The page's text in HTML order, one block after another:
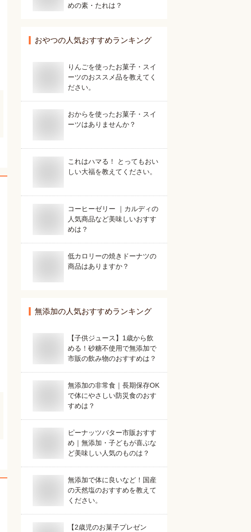
めの素・たれは？
おやつの人気おすすめランキング
りんごを使ったお菓子・スイ
ーツのおススメ品を教えてく
ださい。
おからを使ったお菓子・スイ
ーツはありませんか？
これはハマる！ とってもおい
しい大福を教えてください。
コーヒーゼリー ｜カルディの
人気商品など美味しいおすす
めは？
低カロリーの焼きドーナツの
商品はありますか？
無添加の人気おすすめランキング
【子供ジュース】1歳から飲
める！砂糖不使用で無添加で
市販の飲み物のおすすめは？
無添加の非常食｜長期保存OK
で体にやさしい防災食のおす
すめは？
ピーナッツバター市販おすす
め｜無添加・子どもが喜ぶな
ど美味しい人気のものは？
無添加で体に良いなど！国産
の天然塩のおすすめを教えて
ください。
【2歳児のお菓子プレゼン